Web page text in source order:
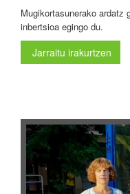
Mugikortasunerako ardatz
inbertsioa egingo du.
Jarraitu irakurtzen